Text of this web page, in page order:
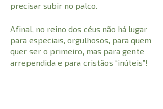
precisar subir no palco.
Afinal, no reino dos céus não há lugar
para especiais, orgulhosos, para quem
quer ser o primeiro, mas para gente
arrependida e para cristãos “inúteis”!